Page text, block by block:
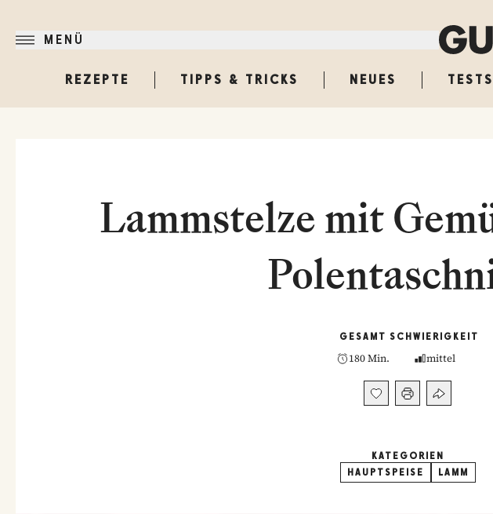
MENÜ
REZEPTE TIPPS & TRICKS NEUES TESTS
Lammstelze mit
GESAMT
180 Min.
SCHWIERIGKEIT
mittel
KATEGORIEN
HAUPTSPEISE
LAMM